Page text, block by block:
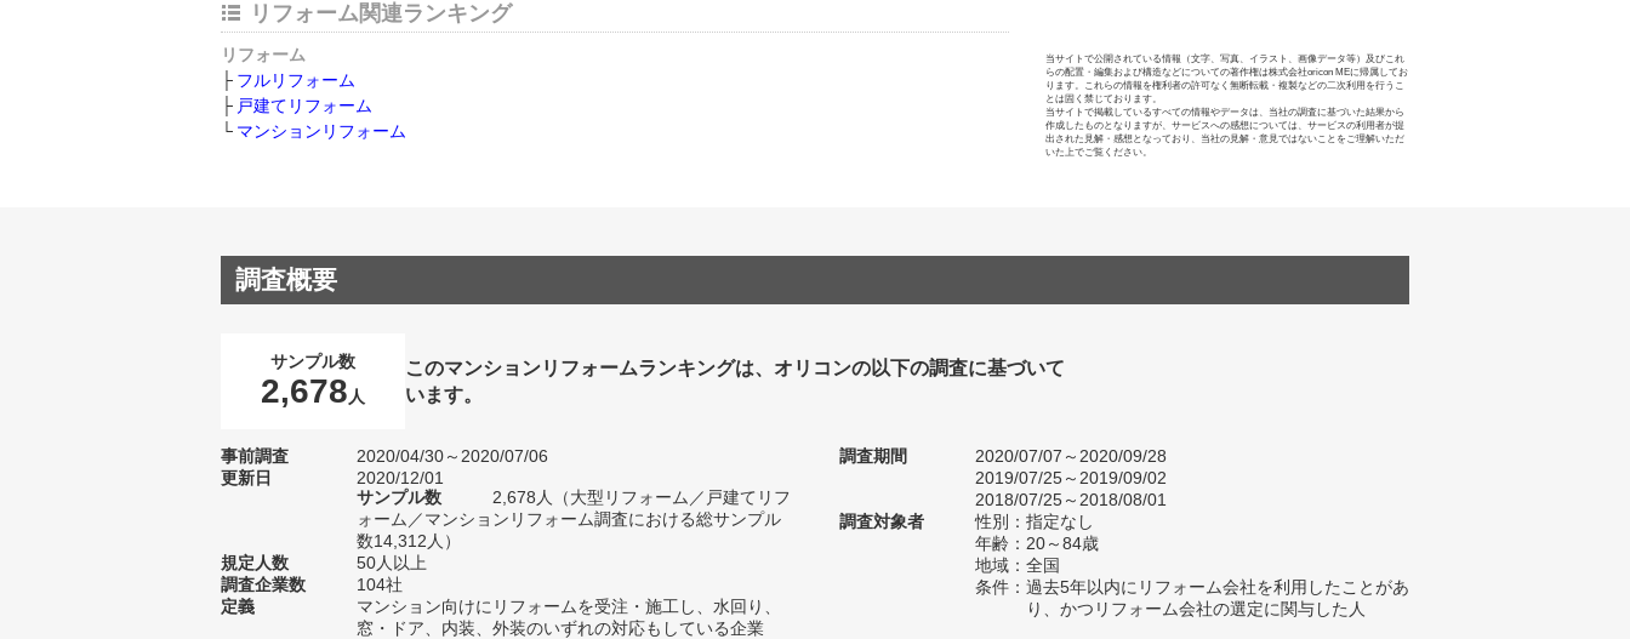
リフォーム関連ランキング
リフォーム
フルリフォーム
戸建てリフォーム
マンションリフォーム
当サイトで公開されている情報（文字、写真、イラスト、画像データ等）及びこれ
らの配置・編集および構造などについての著作権は株式会社oricon MEに帰属してお
ります。これらの情報を権利者の許可なく無断転載・複製などの二次利用を行うこ
とは固く禁じております。
当サイトで掲載しているすべての情報やデータは、当社の調査に基づいた結果から
作成したものとなりますが、サービスへの感想については、サービスの利用者が提
出された見解・感想となっており、当社の見解・意見ではないことをご理解いただ
いた上でご覧ください。
調査概要
サンプル数
2,678 人
このマンションリフォームランキングは、オリコンの以下の調査に基づいて
います。
事前調査
2020/04/30～2020/07/06
更新日
2020/12/01
サンプル数
2,678人（大型リフォーム／戸建てリフ
ォーム／マンションリフォーム調査における総サンプル
数14,312人）
規定人数
50人以上
調査企業数
104社
定義
マンション向けにリフォームを受注・施工し、水回り、
窓・ドア、内装、外装のいずれの対応もしている企業
調査期間
2020/07/07～2020/09/28
2019/07/25～2019/09/02
2018/07/25～2018/08/01
調査対象者
性別：指定なし
年齢：20～84歳
地域：全国
条件：過去5年以内にリフォーム会社を利用したことがあ
り、かつリフォーム会社の選定に関与した人